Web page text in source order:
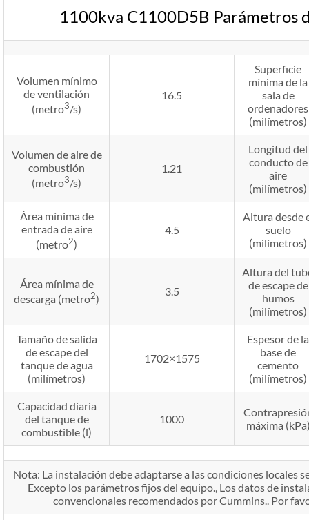
1100kva C1100D5B Parámetros
Volumen mínimo
de ventilación
(metro3/s)
16.5
Superficie
mínima de la
sala de
ordenadores
(milímetros)
Volumen de aire de
combustión
(metro3/s)
1.21
Longitud del
conducto de
aire
(milímetros)
Área mínima de
entrada de aire
(metro2)
4.5
Altura desde
suelo
(milímetros)
Área mínima de
descarga (metro2)
3.5
Altura del
de escape de
humos
(milímetros)
Tamaño de salida
de escape del
tanque de agua
(milímetros)
1702×1575
Espesor de la
base de
cemento
(milímetros)
Capacidad diaria
del tanque de
combustible (l)
1000
máxima
Nota: La instalación debe adaptarse a las condiciones locales
Excepto los parámetros fijos del equipo., Los datos de
convencionales recomendados por Cummins.. Por